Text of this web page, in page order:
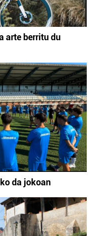
arte berritu du
da jokoan